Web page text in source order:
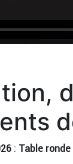
: Table ronde